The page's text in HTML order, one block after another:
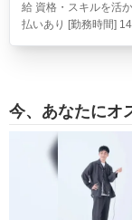
給 資格・スキルを活
払いあり [勤務時間]
今、あなたにオ